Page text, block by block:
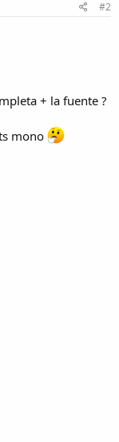
#2
+ la fuente ?
mono